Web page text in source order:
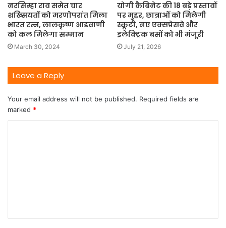
नरसिम्हा राव समेत चार
शख्सियतों को मरणोपरांत मिला
भारत रत्न, लालकृष्ण आडवाणी
को कल मिलेगा सम्मान
March 30, 2024
योगी कैबिनेट की 18 बड़े प्रस्तावों
पर मुहर, छात्राओं को मिलेगी
स्कूटी, नए एक्सप्रेसवे और
इलेक्ट्रिक बसों को भी मंजूरी
July 21, 2026
Leave a Reply
Your email address will not be published. Required fields are
marked *